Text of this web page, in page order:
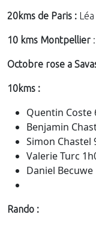
20kms de Paris :
10 kms Montpellier
Octobre rose a
10kms :
Quentin Coste
Benjamin
Simon Chastel
Valerie Turc
Daniel
Rando :